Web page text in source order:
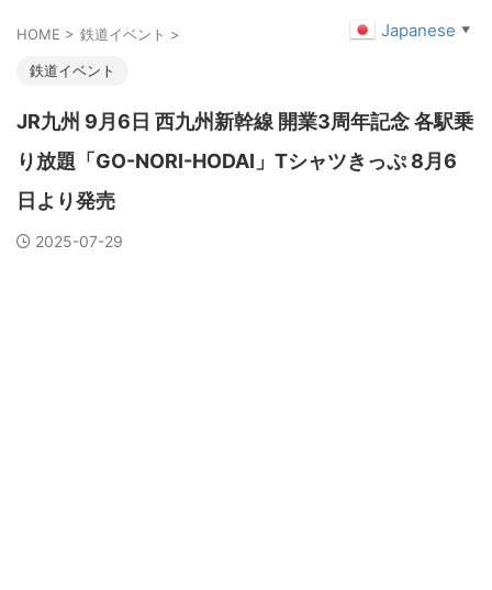
HOME > 鉄道イベント >
鉄道イベント
JR九州 9月6日 西九州新幹線 開業3周年記念 各駅乗
り放題「GO-NORI-HODAI」Tシャツきっぷ 8月6
日より発売
2025-07-29
Japanese ▼